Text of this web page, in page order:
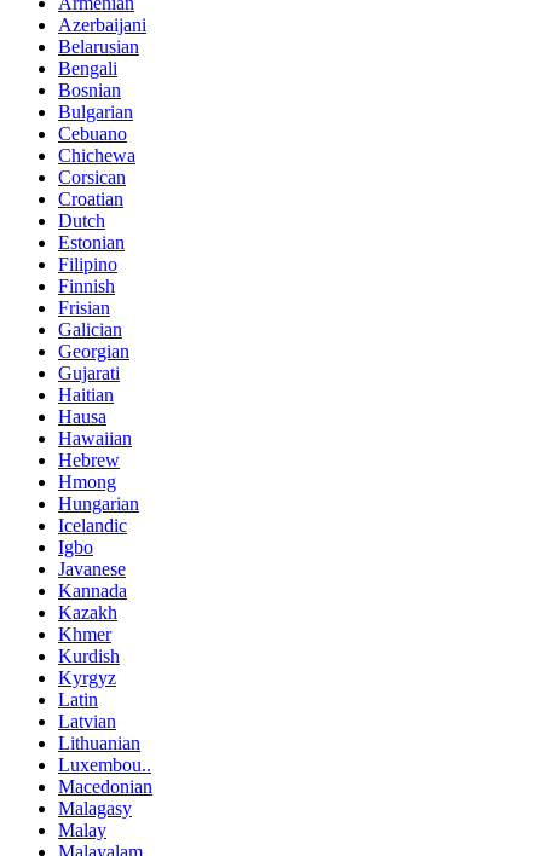
Azerbaijani
Belarusian
Bengali
Bosnian
Bulgarian
Cebuano
Chichewa
Corsican
Croatian
Dutch
Estonian
Filipino
Finnish
Frisian
Galician
Georgian
Gujarati
Haitian
Hausa
Hawaiian
Hebrew
Hmong
Hungarian
Icelandic
Igbo
Javanese
Kannada
Kazakh
Khmer
Kurdish
Kyrgyz
Latin
Latvian
Lithuanian
Luxembou..
Macedonian
Malagasy
Malay
Malayalam